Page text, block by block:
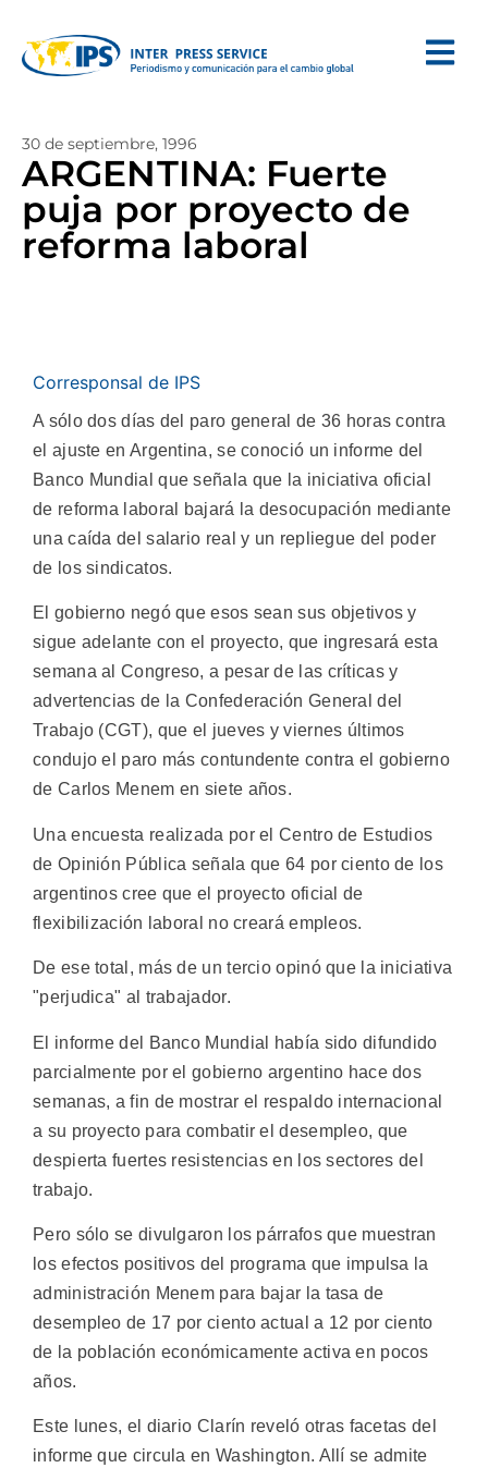
30 de septiembre, 1996
ARGENTINA: Fuerte
puja por proyecto de
reforma laboral
Corresponsal de IPS
A sólo dos días del paro general de 36 horas contra
el ajuste en Argentina, se conoció un informe del
Banco Mundial que señala que la iniciativa oficial
de reforma laboral bajará la desocupación mediante
una caída del salario real y un repliegue del poder
de los sindicatos.
El gobierno negó que esos sean sus objetivos y
sigue adelante con el proyecto, que ingresará esta
semana al Congreso, a pesar de las críticas y
advertencias de la Confederación General del
Trabajo (CGT), que el jueves y viernes últimos
condujo el paro más contundente contra el gobierno
de Carlos Menem en siete años.
Una encuesta realizada por el Centro de Estudios
de Opinión Pública señala que 64 por ciento de los
argentinos cree que el proyecto oficial de
flexibilización laboral no creará empleos.
De ese total, más de un tercio opinó que la iniciativa
"perjudica" al trabajador.
El informe del Banco Mundial había sido difundido
parcialmente por el gobierno argentino hace dos
semanas, a fin de mostrar el respaldo internacional
a su proyecto para combatir el desempleo, que
despierta fuertes resistencias en los sectores del
trabajo.
Pero sólo se divulgaron los párrafos que muestran
los efectos positivos del programa que impulsa la
administración Menem para bajar la tasa de
desempleo de 17 por ciento actual a 12 por ciento
de la población económicamente activa en pocos
años.
Este lunes, el diario Clarín reveló otras facetas del
informe que circula en Washington. Allí se admite